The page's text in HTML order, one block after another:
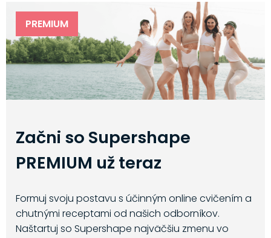
PREMIUM
Začni so Supershape
PREMIUM už teraz
Formuj svoju postavu s účinným online cvičením a
chutnými receptami od našich odborníkov.
Naštartuj so Supershape najväčšiu zmenu vo